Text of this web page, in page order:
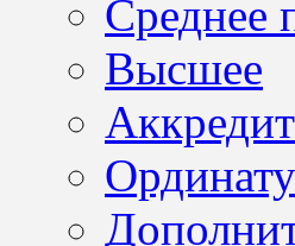
Среднее
Высшее